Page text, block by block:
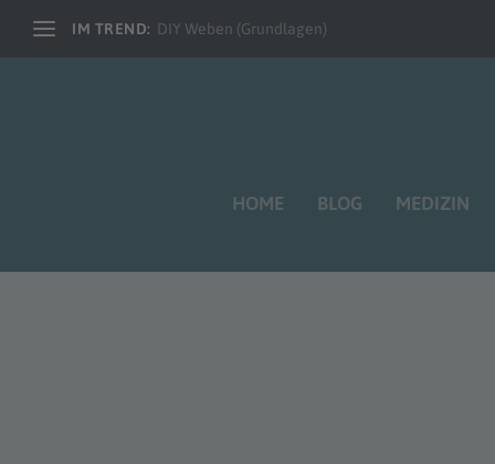
IM TREND: DIY Weben (Grundlagen)
HOME BLOG MEDIZIN
SCHLAGWORT:DIY IDEE